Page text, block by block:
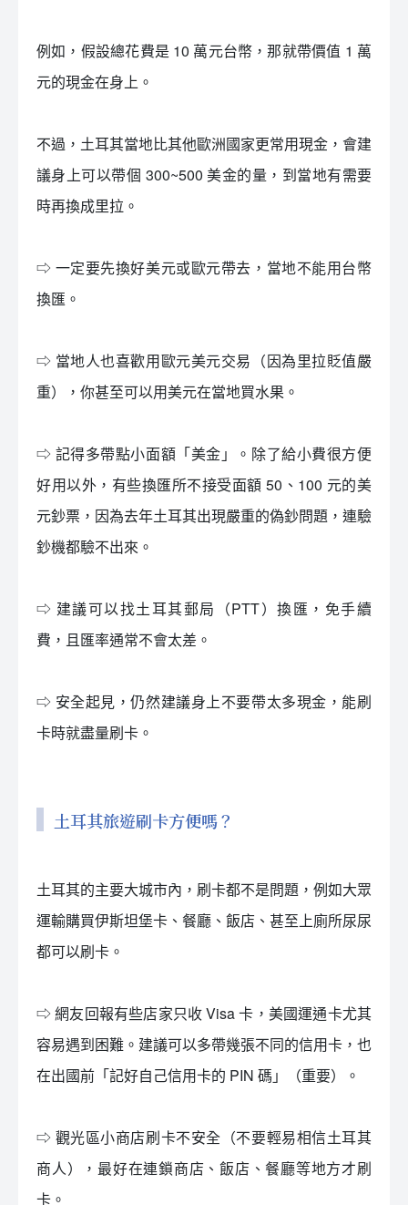
例如，假設總花費是 10 萬元台幣，那就帶價值 1 萬
元的現金在身上。
不過，土耳其當地比其他歐洲國家更常用現金，會建
議身上可以帶個 300~500 美金的量，到當地有需要
時再換成里拉。
⇨ 一定要先換好美元或歐元帶去，當地不能用台幣
換匯。
⇨ 當地人也喜歡用歐元美元交易（因為里拉貶值嚴
重），你甚至可以用美元在當地買水果。
⇨ 記得多帶點小面額「美金」。除了給小費很方便
好用以外，有些換匯所不接受面額 50、100 元的美
元鈔票，因為去年土耳其出現嚴重的偽鈔問題，連驗
鈔機都驗不出來。
⇨ 建議可以找土耳其郵局（PTT）換匯，免手續
費，且匯率通常不會太差。
⇨ 安全起見，仍然建議身上不要帶太多現金，能刷
卡時就盡量刷卡。
土耳其旅遊刷卡方便嗎？
土耳其的主要大城市內，刷卡都不是問題，例如大眾
運輸購買伊斯坦堡卡、餐廳、飯店、甚至上廁所尿尿
都可以刷卡。
⇨ 網友回報有些店家只收 Visa 卡，美國運通卡尤其
容易遇到困難。建議可以多帶幾張不同的信用卡，也
在出國前「記好自己信用卡的 PIN 碼」（重要）。
⇨ 觀光區小商店刷卡不安全（不要輕易相信土耳其
商人），最好在連鎖商店、飯店、餐廳等地方才刷
卡。